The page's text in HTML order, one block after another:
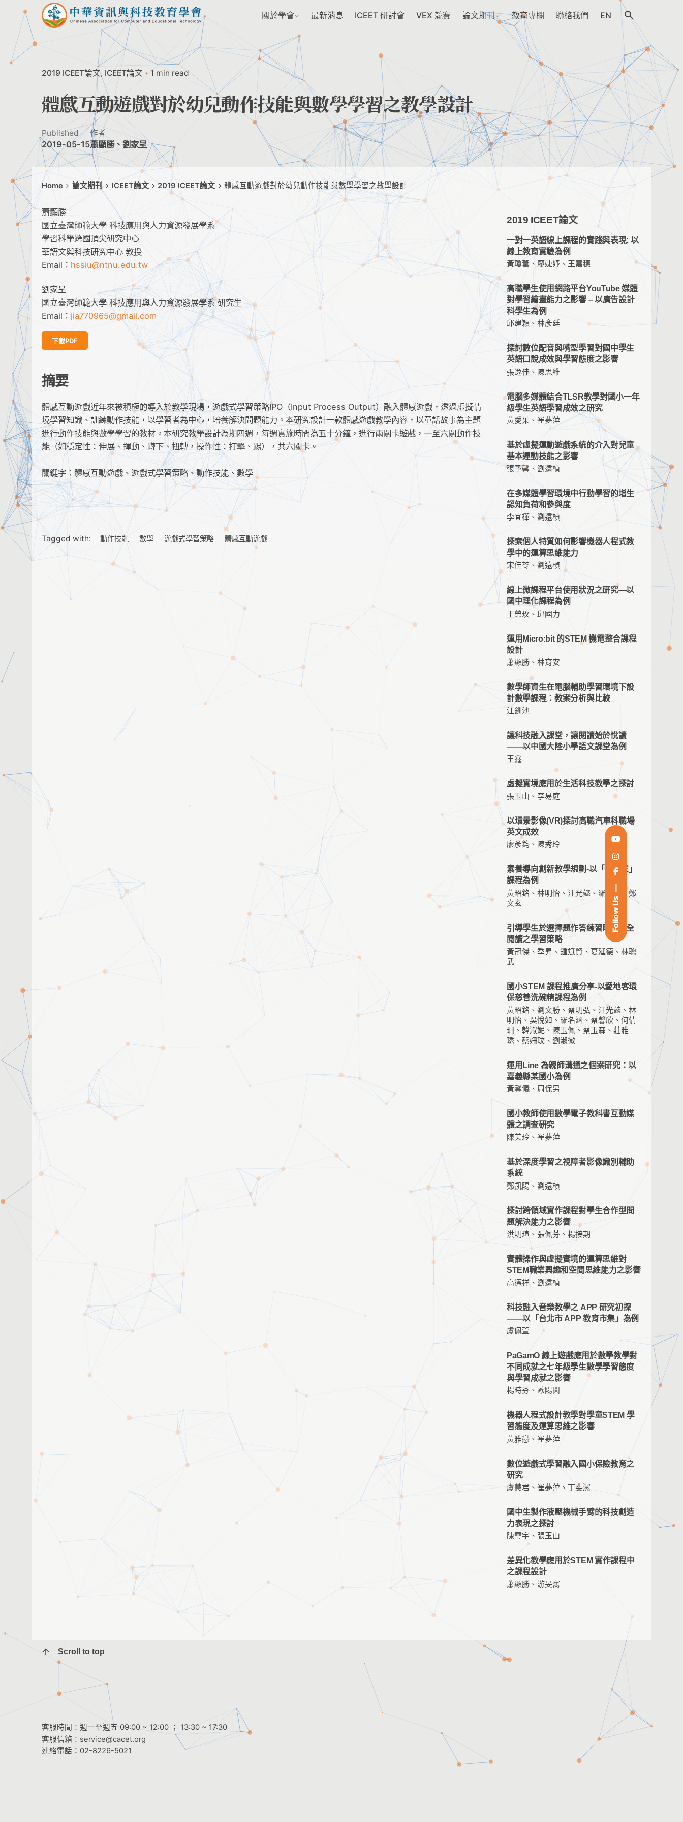
Follow Us
content
關於學會 最新消息 ICEET 研討會 VEX 競賽 論文期刊 教育專欄 聯絡我們 EN
2019 ICEET論文 ICEET論文 1 min read
體感互動遊戲對於幼兒動作技能與數學學習之教學設計
Published
2019-05-15
作者
蕭顯勝、劉家呈
Home 論文期刊 ICEET論文 2019 ICEET論文 體感互動遊戲對於幼兒動作技能與數學學習之教學設計
蕭顯勝
國立臺灣師範大學 科技應用與人力資源發展學系
學習科學跨國頂尖研究中心
華語文與科技研究中心 教授
Email： hssiu@ntnu.edu.tw
劉家呈
國立臺灣師範大學 科技應用與人力資源發展學系 研究生
Email： jia770965@gmail.com
下載PDF
摘要
體感互動遊戲近年來被積極的導入於教學現場，遊戲式學習策略IPO（Input Process Output）融入體感遊戲，透過虛擬情
境學習知識、訓練動作技能，以學習者為中心，培養解決問題能力。本研究設計一款體感遊戲教學內容，以童話故事為主題
進行動作技能與數學學習的教材。本研究教學設計為期四週，每週實施時間為五十分鐘，進行兩關卡遊戲，一至六關動作技
能（如穩定性：伸展、揮動、蹲下、扭轉，操作性：打擊、踢），共六關卡。
關鍵字：體感互動遊戲、遊戲式學習策略、動作技能、數學
Tagged with: 動作技能 數學 遊戲式學習策略 體感互動遊戲
2019 ICEET論文
一對一英語線上課程的實踐與表現: 以
線上教育實驗為例
黃瓊葦、廖婕妤、王嘉穗
高職學生使用網路平台YouTube 媒體
對學習繪畫能力之影響 – 以廣告設計
科學生為例
邱建穎、林彥廷
探討數位配音與嘴型學習對國中學生
英語口說成效與學習態度之影響
張逸佳、陳思維
電腦多媒體結合TLSR教學對國小一年
級學生英語學習成效之研究
黃愛茱、崔夢萍
基於虛擬運動遊戲系統的介入對兒童
基本運動技能之影響
張予馨、劉遠楨
在多媒體學習環境中行動學習的增生
認知負荷和參與度
李宜樺、劉遠楨
探索個人特質如何影響機器人程式教
學中的運算思維能力
宋佳苓、劉遠楨
線上微課程平台使用狀況之研究—以
國中理化課程為例
王榮玫、邱國力
運用Micro:bit 的STEM 機電整合課程
設計
蕭顯勝、林育安
數學師資生在電腦輔助學習環境下設
計數學課程：教案分析與比較
江釧池
讓科技融⼊課堂，讓閱讀始於悅讀
——以中國⼤陸小學語⽂課堂為例
王鑫
虛擬實境應用於生活科技教學之探討
張玉山、李易庭
以環景影像(VR)探討高職汽車科職場
英文成效
廖彥鈞、陳秀玲
素養導向創新教學規劃-以「小作家」
課程為例
黃昭銘、林明怡、汪光懿、羅名涵、鄭
文玄
引導學生於選擇題作答練習時作完全
閱讀之學習策略
黃冠傑、季昇、鍾斌賢、夏延德、林聰
武
國小STEM 課程推廣分享-以愛地客環
保慈善洗碗精課程為例
黃昭銘、劉文勝、蔡明弘、汪光懿、林
明怡、吳悅如、羅名涵、蔡馨欣、何倩
珊、韓淑妮、陳玉佩、蔡玉森、莊雅
琇、蔡姍玟、劉淑微
運用Line 為親師溝通之個案研究：以
嘉義縣某國小為例
黃馨儀、周保男
國小教師使用數學電子教科書互動媒
體之調查研究
陳美玲、崔夢萍
基於深度學習之視障者影像識別輔助
系統
鄭凱陽、劉遠楨
探討跨領域實作課程對學生合作型問
題解決能力之影響
洪明瑄、張佩芬、楊接期
實體操作與虛擬實境的運算思維對
STEM職業興趣和空間思維能力之影響
高德祥、劉遠楨
科技融⼊⾳樂教學之 APP 研究初探
——以「台北市 APP 教育市集」為例
盧佩萱
PaGamO 線上遊戲應用於數學教學對
不同成就之七年級學生數學學習態度
與學習成就之影響
楊時芬、歐陽誾
機器人程式設計教學對學童STEM 學
習態度及運算思維之影響
黃雅戀、崔夢萍
數位遊戲式學習融入國小保險教育之
研究
盧慧君、崔夢萍、丁斐潔
國中生製作液壓機械手臂的科技創造
力表現之探討
陳璽宇、張玉山
差異化教學應用於STEM 實作課程中
之課程設計
蕭顯勝、游旻寯
Scroll to top
客服時間：週一至週五 09:00 ~ 12:00 ； 13:30 ~ 17:30
客服信箱： service@cacet.org
連絡電話： 02-8226-5021